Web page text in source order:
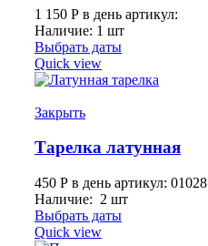
1 150 Р в день артикул:
Наличие: 1 шт
Выбрать даты
Quick view
Закрыть
Тарелка латунная
450 Р в день артикул: 01028
Наличие: 2 шт
Выбрать даты
Quick view